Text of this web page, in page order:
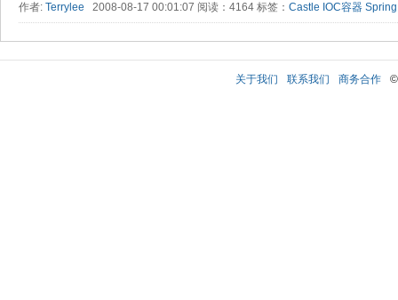
作者: Terrylee 2008-08-17 00:01:07 阅读：4164 标签： Castle IOC容器
关于我们 联系我们 商务合作